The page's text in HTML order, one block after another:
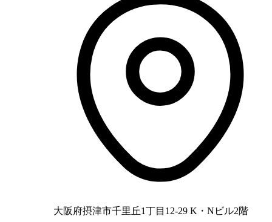
大阪府摂津市千里丘1丁目12-29 K・Nビル2階